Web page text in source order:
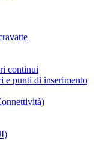
continui
e punti di inserimento